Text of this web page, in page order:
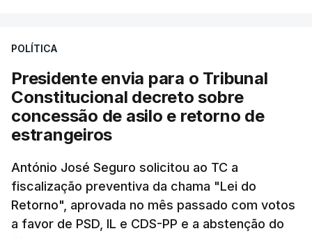
sistema mais simples, mais justo e transparente".
"Sempre que seja possível reduzir burocracias,
eliminar sobreposições e garantir que os apoios
chegam a quem mais necessita, estaremos a dar
um passo na direção certa", argumenta o
Presidente da República.
Assegurar que "ninguém é
POLÍTICA
Presidente envia para o Tribunal
Constitucional decreto sobre
concessão de asilo e retorno de
estrangeiros
António José Seguro solicitou ao TC a
fiscalização preventiva da chama "Lei do
Retorno", aprovada no mês passado com votos
a favor de PSD, IL e CDS-PP e a abstenção do